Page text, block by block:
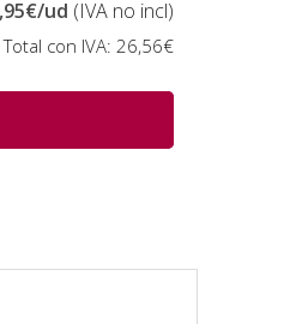
/ud (IVA no incl)
Total con IVA: 26,56€